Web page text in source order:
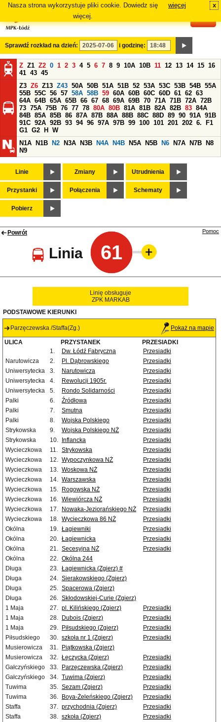
Nasza strona wykorzystuje pliki cookie. Dowiedz się
więcej.
więcej x
Sprawdź rozkład na dzień: i godzinę:
Z Z1 Z2 0 1 2 3 4 5 6 7 8 9 10A 10B 11 12 13 14 15 16
41 43 45
Z3 Z6 Z13 Z43 50A 50B 51A 51B 52 53A 53C 53B 54B 55A
55B 55C 56 57 58A 58B 59 60A 60B 60C 60D 61 62 63
64A 64B 65A 65B 66 67 68 69A 69B 70 71A 71B 72A 72B
73 75A 75B 76 77 78 80A 80B 81A 81B 82A 82B 83 84A
84B 85A 85B 86 87A 87B 88A 88B 88C 88D 89 90 91A 91B
91C 92A 92B 93 94 96 97A 97B 99 100 101 201 202 6.
F1
G1 G2 H
W
N1A
N1B N2 N3A N3B N4A N4B N5A N5B N6 N7A N7B
N8
N9
Linie Zmiany Utrudnienia
Przystanki Połączenia Schematy
Pobierz
Powrót
Linia 61
Pomoc
Linię obsługuje
ZPK MARKAB
PODSTAWOWE KIERUNKI
Parzęczewska /Staffa(Zg.) Pokaż na mapie
ULICA PRZYSTANEK
PRZESIADKI
1.
Dw. Łódź Fabryczna
Przesiadki
Narutowicza
2. Pl. Dąbrowskiego
Przesiadki
Uniwersytecka
3. Narutowicza
Przesiadki
Uniwersytecka
4. Rewolucji 1905r.
Przesiadki
Uniwersytecka
5. Rondo Solidarności
Przesiadki
Palki
6. Źródłowa
Przesiadki
Palki
7. Smutna
Przesiadki
Palki
8. Wojska Polskiego
Przesiadki
Strykowska
9. Wojska Polskiego NŻ
Przesiadki
Strykowska
10. Inflancka
Przesiadki
Wycieczkowa
11. Strykowska
Przesiadki
Wycieczkowa
12. Wypoczynkowa NŻ
Przesiadki
Wycieczkowa
13. Woskowa NŻ
Przesiadki
Wycieczkowa
14. Warszawska
Przesiadki
Wycieczkowa
15. Rogowska NŻ
Przesiadki
Wycieczkowa
16. Wiewiórcza NŻ
Przesiadki
Wycieczkowa
17. Nowaka-Jeziorańskiego NŻ
Przesiadki
Wycieczkowa
18. Wycieczkowa 86 NŻ
Przesiadki
Okólna
19. Łagiewniki
Przesiadki
Okólna
20. Łagiewnicka
Przesiadki
Okólna
21. Secesyjna NŻ
Przesiadki
Okólna
22. Okólna 244
Długa
23. Łagiewnicka (Zgierz) #
Długa
24. Sierakowskiego (Zgierz)
Długa
25. Spacerowa (Zgierz)
Długa
26. Skłodowskiej-Curie (Zgierz)
1 Maja
27. pl. Kilińskiego (Zgierz)
Przesiadki
1 Maja
28. Dubois (Zgierz)
Przesiadki
1 Maja
29. Piłsudskiego (Zgierz)
Przesiadki
Piłsudskiego
30. szkoła nr 1 (Zgierz)
Przesiadki
Musierowicza
31.
Piątkowska (Zgierz)
Musierowicza
32. Łęczycka (Zgierz)
Przesiadki
Gałczyńskiego
33. Parzęczewska (Zgierz)
Przesiadki
Gałczyńskiego
34. Tuwima (Zgierz)
Przesiadki
Tuwima
35. Sezam (Zgierz)
Przesiadki
Tuwima
36. Boya-Żeleńskiego (Zgierz)
Przesiadki
Staffa
37. przychodnia (Zgierz)
Przesiadki
Staffa
38. szkoła (Zgierz)
Przesiadki